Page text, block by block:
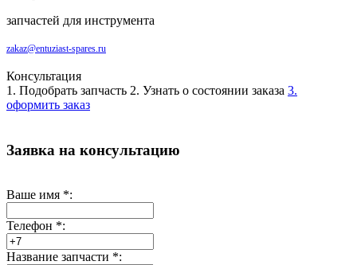
запчастей для инструмента
zakaz@entuziast-spares.ru
Консультация
1. Подобрать запчасть 2. Узнать о состоянии заказа 3.
оформить заказ
Заявка на консультацию
Ваше имя *:
Телефон *:
Название запчасти *: